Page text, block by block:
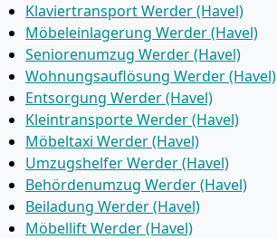
Klaviertransport Werder (Havel)
Möbeleinlagerung Werder (Havel)
Seniorenumzug Werder (Havel)
Wohnungsauflösung Werder (Havel)
Entsorgung Werder (Havel)
Kleintransporte Werder (Havel)
Möbeltaxi Werder (Havel)
Umzugshelfer Werder (Havel)
Behördenumzug Werder (Havel)
Beiladung Werder (Havel)
Möbellift Werder (Havel)